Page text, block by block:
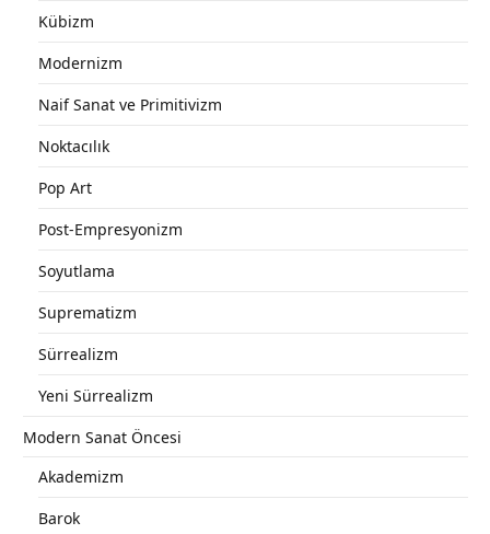
Kübizm
Modernizm
Naif Sanat ve Primitivizm
Noktacılık
Pop Art
Post-Empresyonizm
Soyutlama
Suprematizm
Sürrealizm
Yeni Sürrealizm
Modern Sanat Öncesi
Akademizm
Barok